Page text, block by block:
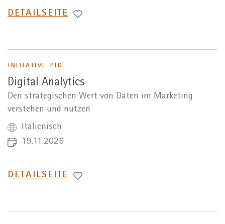
WECHSEL
DETAILSEITE
INITIATIVE PID
Digital Analytics
Den strategischen Wert von Daten im Marketing
verstehen und nutzen
Italienisch
19.11.2026
WECHSEL
DETAILSEITE